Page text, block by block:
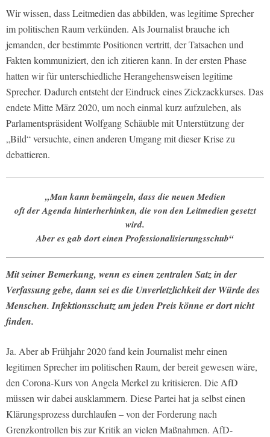
Wir wissen, dass Leitmedien das abbilden, was legitime Sprecher
im politischen Raum verkünden. Als Journalist brauche ich
jemanden, der bestimmte Positionen vertritt, der Tatsachen und
Fakten kommuniziert, den ich zitieren kann. In der ersten Phase
hatten wir für unterschiedliche Herangehensweisen legitime
Sprecher. Dadurch entsteht der Eindruck eines Zickzackkurses. Das
endete Mitte März 2020, um noch einmal kurz aufzuleben, als
Parlamentspräsident Wolfgang Schäuble mit Unterstützung der
„Bild“ versuchte, einen anderen Umgang mit dieser Krise zu
debattieren.
„Man kann bemängeln, dass die neuen Medien
oft der Agenda hinterherhinken, die von den Leitmedien gesetzt
wird.
Aber es gab dort einen Professionalisierungsschub“
Mit seiner Bemerkung, wenn es einen zentralen Satz in der
Verfassung gebe, dann sei es die Unverletzlichkeit der Würde des
Menschen. Infektionsschutz um jeden Preis könne er dort nicht
finden.
Ja. Aber ab Frühjahr 2020 fand kein Journalist mehr einen
legitimen Sprecher im politischen Raum, der bereit gewesen wäre,
den Corona-Kurs von Angela Merkel zu kritisieren. Die AfD
müssen wir dabei ausklammern. Diese Partei hat ja selbst einen
Klärungsprozess durchlaufen – von der Forderung nach
Grenzkontrollen bis zur Kritik an vielen Maßnahmen. AfD-